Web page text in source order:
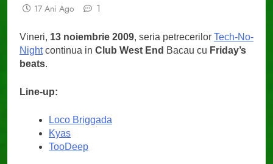
17 Ani Ago 1
Vineri, 13 noiembrie 2009, seria petrecerilor Tech-No-
Nightcontinua in Club West End Bacau cu Friday’s
beats.
Line-up:
Loco Briggada
Kyas
TooDeep